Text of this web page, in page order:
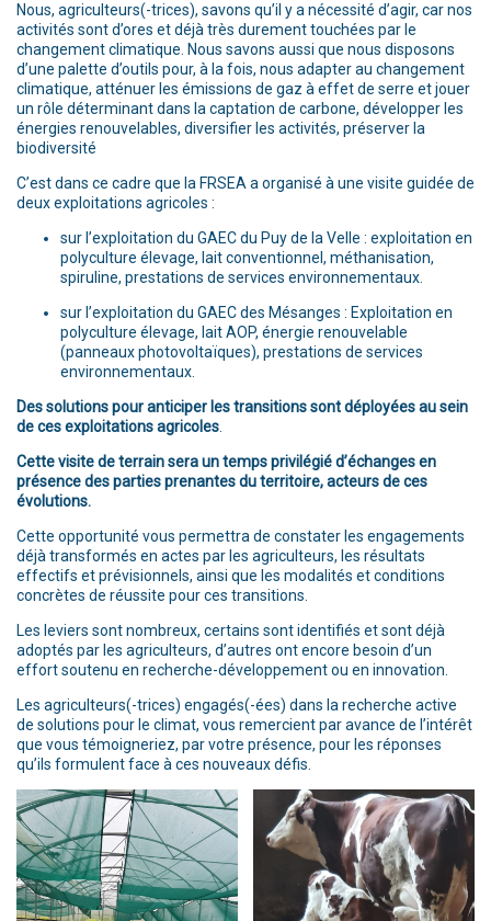
Nous, agriculteurs(-trices), savons qu’il y a nécessité d’agir, car nos
activités sont d’ores et déjà très durement touchées par le
changement climatique. Nous savons aussi que nous disposons
d’une palette d’outils pour, à la fois, nous adapter au changement
climatique, atténuer les émissions de gaz à effet de serre et jouer
un rôle déterminant dans la captation de carbone, développer les
énergies renouvelables, diversifier les activités, préserver la
biodiversité
C’est dans ce cadre que la FRSEA a organisé à une visite guidée de
deux exploitations agricoles :
sur l’exploitation du GAEC du Puy de la Velle : exploitation en
polyculture élevage, lait conventionnel, méthanisation,
spiruline, prestations de services environnementaux.
sur l’exploitation du GAEC des Mésanges : Exploitation en
polyculture élevage, lait AOP, énergie renouvelable
(panneaux photovoltaïques), prestations de services
environnementaux.
Des solutions pour anticiper les transitions sont déployées au sein
de ces exploitations agricoles.
Cette visite de terrain sera un temps privilégié d’échanges en
présence des parties prenantes du territoire, acteurs de ces
évolutions.
Cette opportunité vous permettra de constater les engagements
déjà transformés en actes par les agriculteurs, les résultats
effectifs et prévisionnels, ainsi que les modalités et conditions
concrètes de réussite pour ces transitions.
Les leviers sont nombreux, certains sont identifiés et sont déjà
adoptés par les agriculteurs, d’autres ont encore besoin d’un
effort soutenu en recherche-développement ou en innovation.
Les agriculteurs(-trices) engagés(-ées) dans la recherche active
de solutions pour le climat, vous remercient par avance de l’intérêt
que vous témoigneriez, par votre présence, pour les réponses
qu’ils formulent face à ces nouveaux défis.